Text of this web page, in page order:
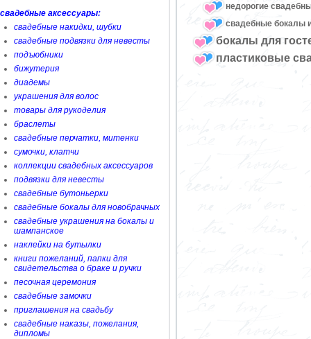
свадебные аксессуары:
свадебные накидки, шубки
свадебные подвязки для невесты
подъюбники
бижутерия
диадемы
украшения для волос
товары для рукоделия
браслеты
свадебные перчатки, митенки
сумочки, клатчи
коллекции свадебных аксессуаров
подвязки для невесты
свадебные бутоньерки
свадебные бокалы для новобрачных
свадебные украшения на бокалы и
шампанское
наклейки на бутылки
книги пожеланий, папки для
свидетельства о браке и ручки
песочная церемония
свадебные замочки
приглашения на свадьбу
свадебные наказы, пожелания,
дипломы
недорогие
свадебные бокалы
бокалы для
пластиковые